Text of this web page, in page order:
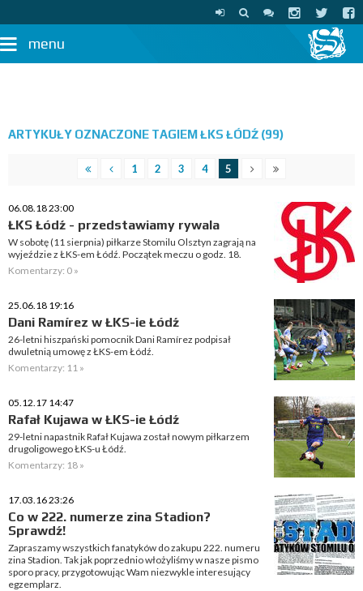
menu
ARTYKUŁY OZNACZONE TAGIEM ŁKS ŁÓDŹ (99)
1 2 3 4 5
06.08.18 23:00
ŁKS Łódź - przedstawiamy rywala
W sobotę (11 sierpnia) piłkarze Stomilu Olsztyn zagrają na
wyjeździe z ŁKS-em Łódź. Początek meczu o godz. 18.
Komentarzy: 0 »
25.06.18 19:16
Dani Ramírez w ŁKS-ie Łódź
26-letni hiszpański pomocnik Dani Ramírez podpisał
dwuletnią umowę z ŁKS-em Łódź.
Komentarzy: 11 »
05.12.17 14:47
Rafał Kujawa w ŁKS-ie Łódź
29-letni napastnik Rafał Kujawa został nowym piłkarzem
drugoligowego ŁKS-u Łódź.
Komentarzy: 18 »
17.03.16 23:26
Co w 222. numerze zina Stadion?
Sprawdź!
Zapraszamy wszystkich fanatyków do zakupu 222. numeru
zina Stadion. Tak jak poprzednio włożyliśmy w nasze pismo
sporo pracy, przygotowując Wam niezwykle interesujący
egzemplarz.